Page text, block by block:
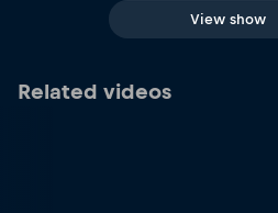
View show
Related videos